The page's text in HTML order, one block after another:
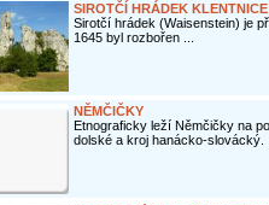
SIROTČÍ HRÁDEK KLENTNICE
Sirotčí hrádek (Waisenstein) je
1645 byl rozbořen ...
NĚMČIČKY
Etnograficky leží Němčičky na
dolské a kroj hanácko-slovácký.